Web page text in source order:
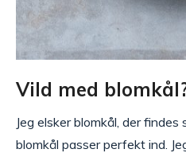
Vild med
Jeg elsker blomkål, der
blomkål passer perfekt ind.